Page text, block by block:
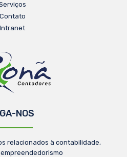
Contato
Intranet
NOS
relacionados à contabilidade,